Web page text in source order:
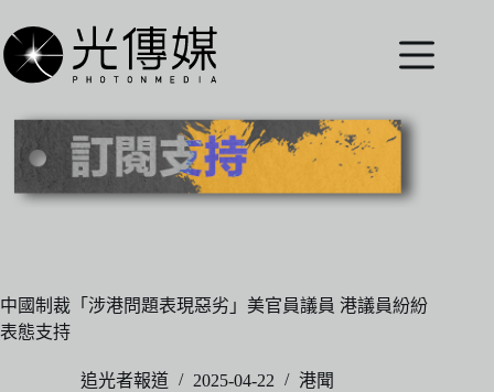
至
主
內
中國制裁「涉港問題表現惡劣」美官員議員 港議員紛紛
表態支持
追光者報道 2025-04-22 港聞